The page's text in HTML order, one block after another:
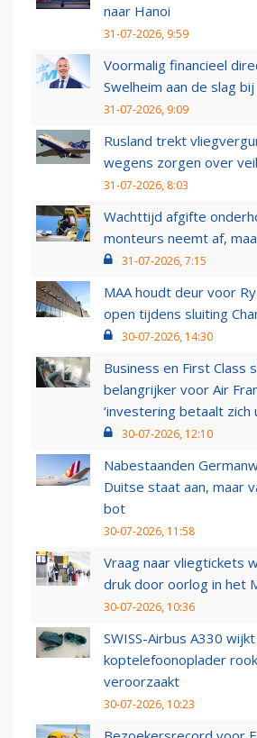
naar Hanoi
31-07-2026, 9:59
Voormalig financieel
Swelheim aan de slag
31-07-2026, 9:09
Rusland trekt
wegens zorgen over
31-07-2026, 8:03
Wachttijd afgifte
monteurs neemt af,
31-07-2026, 7:15
MAA houdt deur voor
open tijdens sluiting
30-07-2026, 14:30
Business en First Class
belangrijker voor Air
‘investering betaalt zich
30-07-2026, 12:10
Nabestaanden
Duitse staat aan, maar
bot
30-07-2026, 11:58
Vraag naar vliegtickets
druk door oorlog in het
30-07-2026, 10:36
SWISS-Airbus A330
koptelefoonoplader
veroorzaakt
30-07-2026, 10:23